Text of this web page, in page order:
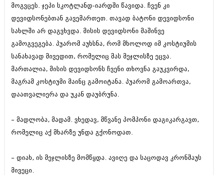
მოგვცეს. ჯეპი სკოტლანდ-იარდში წავიდა. ჩვენ კი
დევიდსონებთან გავემართეთ. თავად ბატონი დევიდსონი
სახლში არ დაგვხვდა. მისის დევიდსონი მაშინვე
გამოგვეგება. პუარომ აუხსნა, რომ მხოლოდ იმ კოსტიუმის
სანახავად მივედით, რომელიც მას მეჯლისზე ეცვა.
მართალია, მისის დევიდსონს ჩვენი თხოვნა გაუკვირდა,
მაგრამ კოსტიუმი მაინც გამოიტანა. პუარომ გამოართვა,
დაათვალიერა და უკან დაუბრუნა.
– მადლობა, მადამ. ვხედავ, მწვანე პომპონი დაგიკარგავთ,
რომელიც აქ მხარზე უნდა გქონოდათ.
– დიახ, ის მეჯლისზე მომწყდა. ავიღე და საცოდავ კრონშაუს
მივეცი.